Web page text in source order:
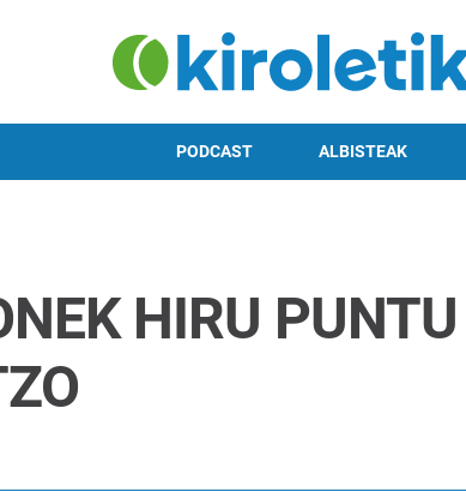
PODCAST ALBISTEAK
HIRU